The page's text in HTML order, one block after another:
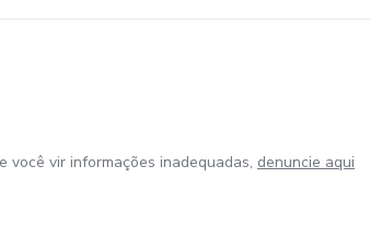
vir informações inadequadas, denuncie aqui